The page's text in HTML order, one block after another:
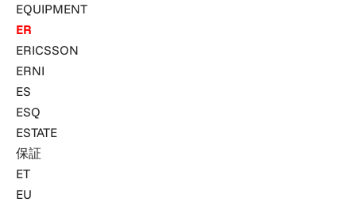
EQUIPMENT
ER
ERICSSON
ERNI
ES
ESQ
ESTATE
保証
ET
EU